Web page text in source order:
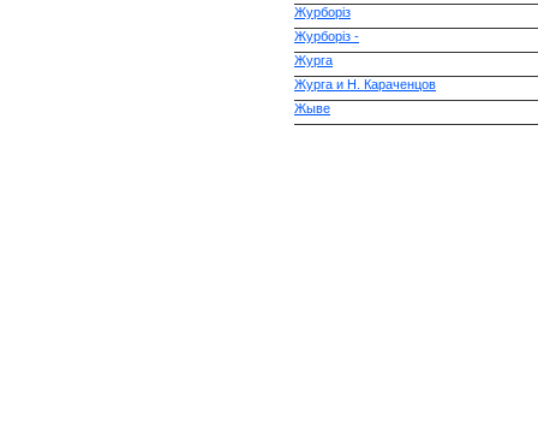
Журборіз
Журборіз -
Журга
Журга и Н. Караченцов
Жыве